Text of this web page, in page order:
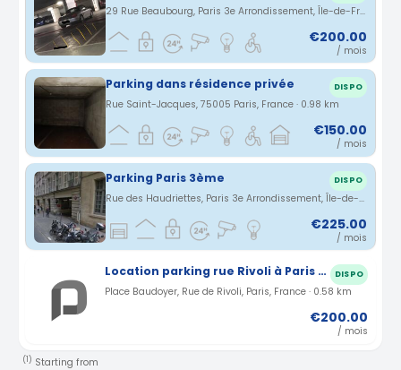
29 Rue Beaubourg, Paris 3e Arrondissement, Île-de-France, France · 0.97 km
€200.00
/ mois
Parking dans résidence privée DISPO
Rue Saint-Jacques, 75005 Paris, France · 0.98 km
€150.00
/ mois
Parking Paris 3ème DISPO
Rue des Haudriettes, Paris 3e Arrondissement, Île-de-France, France · 1.11 km
€225.00
/ mois
Location parking rue Rivoli à Paris (75) DISPO
Place Baudoyer, Rue de Rivoli, Paris, France · 0.58 km
€200.00
/ mois
(1) Starting from